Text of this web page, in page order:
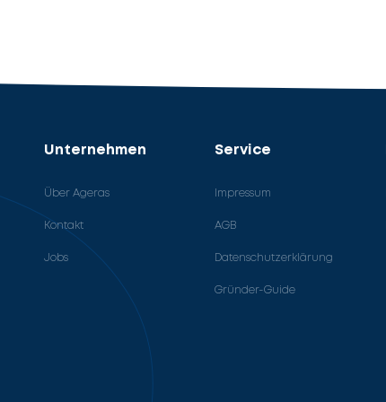
Unternehmen
Über Ageras
Kontakt
Jobs
Service
Impressum
AGB
Datenschutzerklärung
Gründer-Guide